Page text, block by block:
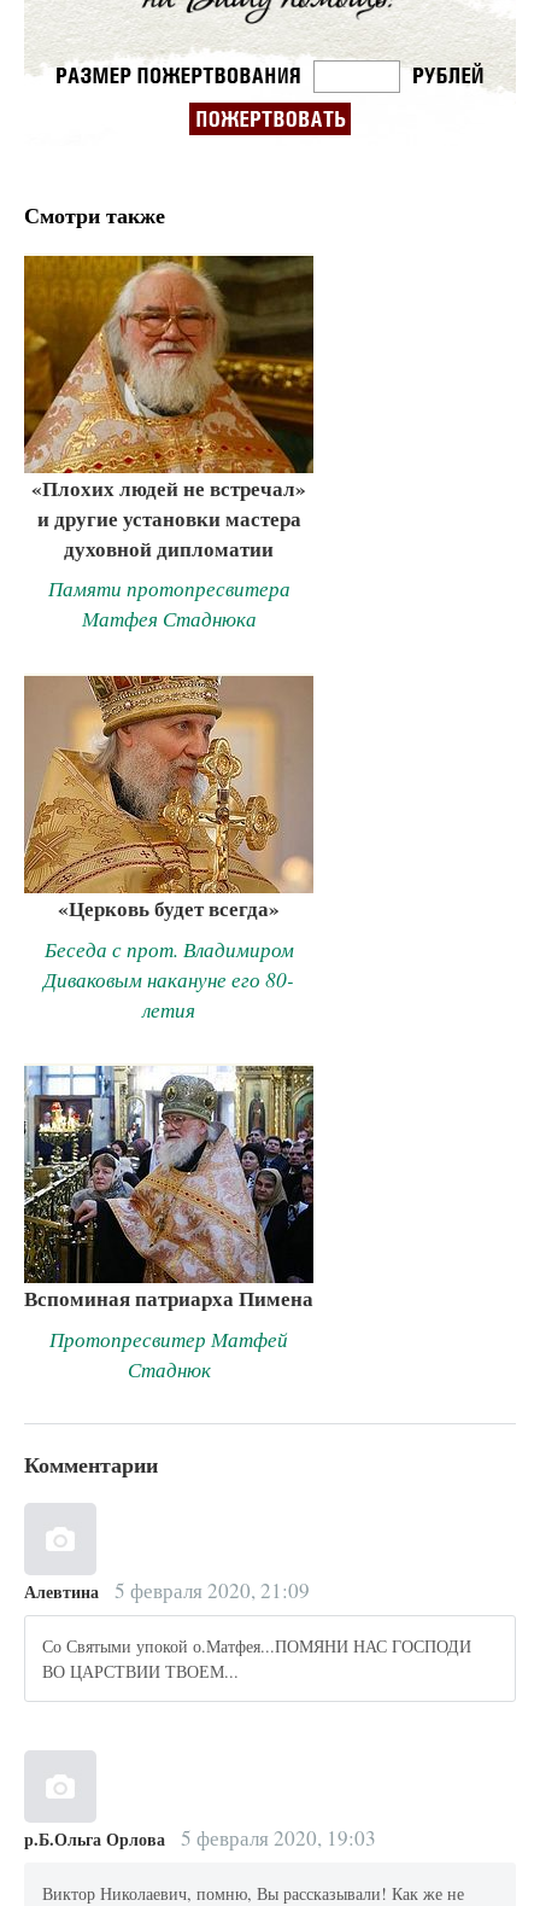
Смотри также
«Плохих людей не встречал»
и другие установки мастера
духовной дипломатии
Памяти протопресвитера
Матфея Стаднюка
«Церковь будет всегда»
Беседа с прот. Владимиром
Диваковым накануне его 80-
летия
Вспоминая патриарха Пимена
Протопресвитер Матфей
Стаднюк
Комментарии
Алевтина 5 февраля 2020, 21:09
Со Святыми упокой о.Матфея...ПОМЯНИ НАС ГОСПОДИ
ВО ЦАРСТВИИ ТВОЕМ...
р.Б.Ольга Орлова 5 февраля 2020, 19:03
Виктор Николаевич, помню, Вы рассказывали! Как же не